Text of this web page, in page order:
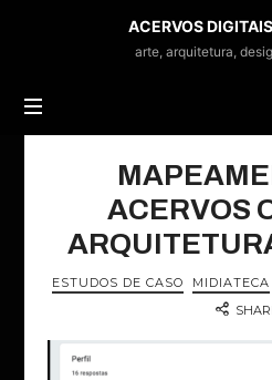
ACERVOS
DIGITAIS
E
ACERVOS
arte, arquitetura,
ACERVOS
ESTUDOS DE CASO MIDIATECA